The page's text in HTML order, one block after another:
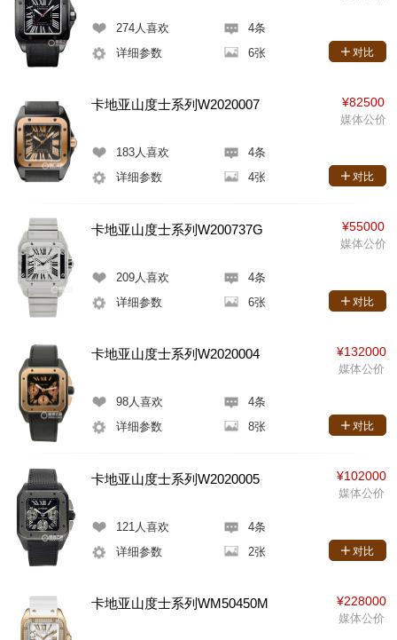
274人喜欢
4条
详细参数
6张 对比
卡地亚山度士系列W2020007
183人喜欢
4条
详细参数
4张
¥82500
媒体公价
对比
卡地亚山度士系列W200737G
209人喜欢
4条
详细参数
6张
¥55000
媒体公价
对比
卡地亚山度士系列W2020004
98人喜欢
4条
详细参数
8张
¥132000
媒体公价
对比
卡地亚山度士系列W2020005
121 人喜欢
4条
详细参数
2张
¥102000
媒体公价
对比
卡地亚山度士系列WM50450M ¥228000
媒体公价